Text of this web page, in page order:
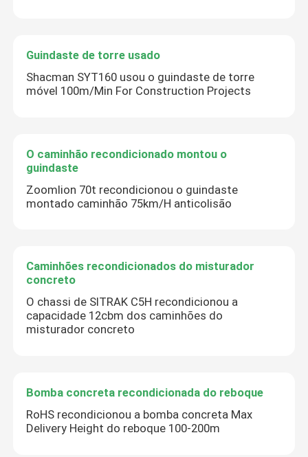
Guindaste de torre usado
Shacman SYT160 usou o guindaste de torre
móvel 100m/Min For Construction Projects
O caminhão recondicionado montou o
guindaste
Zoomlion 70t recondicionou o guindaste
montado caminhão 75km/H anticolisão
Caminhões recondicionados do misturador
concreto
O chassi de SITRAK C5H recondicionou a
capacidade 12cbm dos caminhões do
misturador concreto
Bomba concreta recondicionada do reboque
RoHS recondicionou a bomba concreta Max
Delivery Height do reboque 100-200m